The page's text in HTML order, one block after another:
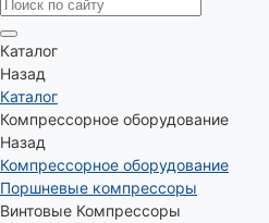
Каталог
Назад
Каталог
Компрессорное оборудование
Назад
Компрессорное оборудование
Поршневые компрессоры
Винтовые Компрессоры